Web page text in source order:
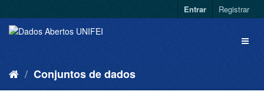
Entrar Registrar
Conjuntos de dados